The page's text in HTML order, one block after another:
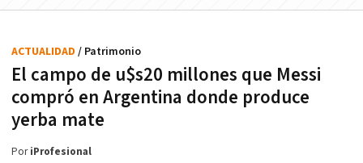
El campo de u$s20 millones que Messi
compró en Argentina donde produce
yerba mate
ACTUALIDAD / Patrimonio
PoriProfesional